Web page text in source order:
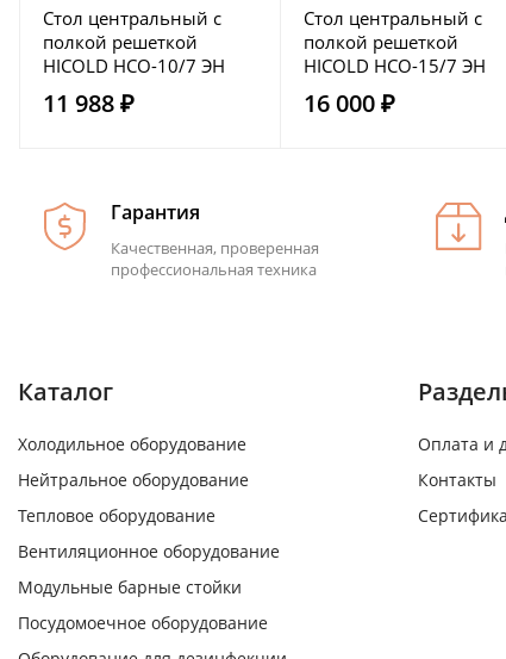
Стол центральный с
полкой решеткой
HICOLD НСО-10/7 ЭН
11 988 ₽
Стол центральный с
полкой решеткой
HICOLD НСО-15/7 ЭН
16 000 ₽
Гарантия
Качественная, проверенная
профессиональная техника
Каталог
Холодильное оборудование
Нейтральное оборудование
Тепловое оборудование
Вентиляционное оборудование
Модульные барные стойки
Посудомоечное оборудование
Оплата и
Контакты